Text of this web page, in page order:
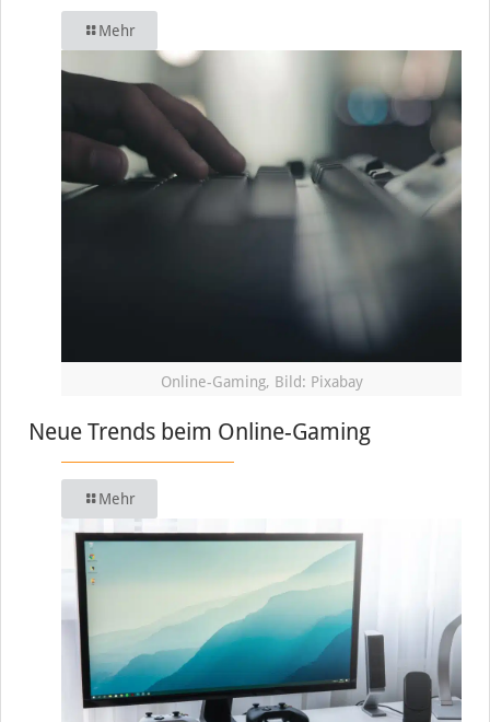
Mehr
Online-Gaming, Bild: Pixabay
Neue Trends beim Online-Gaming
Mehr